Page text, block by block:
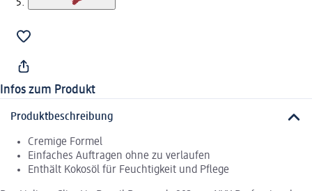
Infos zum Produkt
Produktbeschreibung
Cremige Formel
Einfaches Auftragen ohne zu verlaufen
Enthält Kokosöl für Feuchtigkeit und Pflege